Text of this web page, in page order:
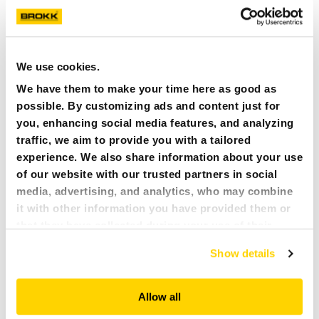
We use cookies.
We have them to make your time here as good as
possible. By customizing ads and content just for
you, enhancing social media features, and analyzing
traffic, we aim to provide you with a tailored
experience. We also share information about your use
of our website with our trusted partners in social
media, advertising, and analytics, who may combine
it with other information you have provided them or
and serve you content that truly matters. Join us and
explore more!
Show details
Allow all
NEWS
PRESSE
KARRIERE
MY BROKK
SUCHEN
den passenden Begleiter. Ob bei Abbrucharbeiten auf dem
Bau, im Straßenbau, unter den Garten- und
von SHERPA sind vielerorts schlichtweg nicht mehr
wegzudenken und erleichtern die tägliche Arbeit. Die
vielseitigen und kompakten Maschinen versprechen hohe
Qualität, folglich lange Lebensdauer und sind zudem ganz
einfach zu bedienen.
KONTAKT SHERPA
FÜR DEUTSCHLAND UND ÖSTERREICH
Friedenweilerstr. 37 C
D-79877 Friedenweiler/Rötenbach